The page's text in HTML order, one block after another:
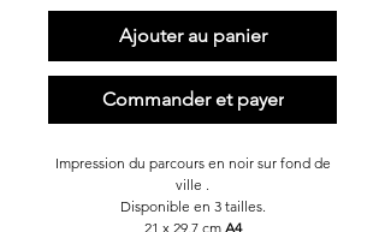
Ajouter au panier
Commander et payer
Impression du parcours en noir sur fond de
ville .
Disponible en 3 tailles.
21 x 29,7 cm A4